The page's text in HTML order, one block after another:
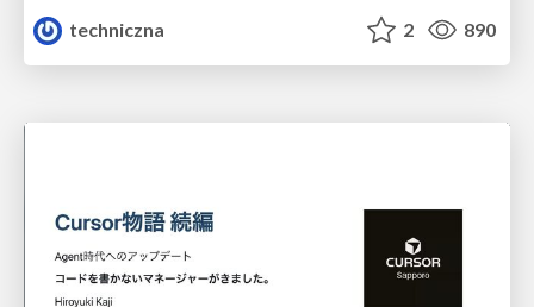
techniczna
2 890